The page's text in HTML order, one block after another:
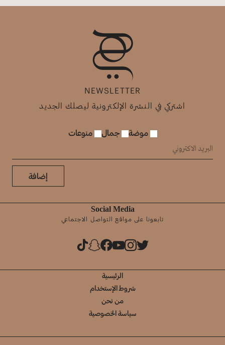
NEWSLETTER
اشتركي في النشرة الإلكترونية ليصلك الجديد
موضة جمال منوعات
إضافة
Social Media
تابعونا على مواقع التواصل الاجتماعي
الرئيسية
شروط الإستخدام
من نحن
سياسة الخصوصية